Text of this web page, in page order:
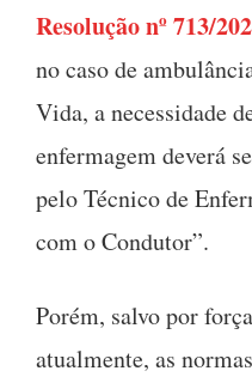
Resolução nº 713/
no caso de
Vida, a necessidade
enfermagem deverá
pelo Técnico de
com o Condutor”.
Porém, salvo por
atualmente, as